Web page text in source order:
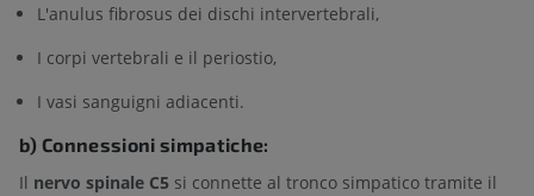
L'anulus fibrosus dei dischi intervertebrali,
I corpi vertebrali e il periostio,
I vasi sanguigni adiacenti.
b) Connessioni simpatiche:
Il nervo spinale C5 si connette al tronco simpatico tramite il